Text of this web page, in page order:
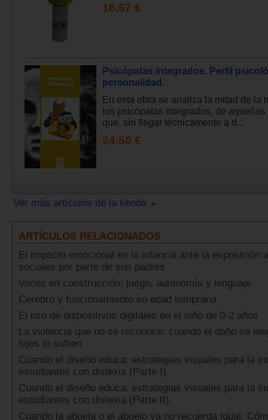
18.67 €
Psicópatas integrados. Perfil
personalidad.
En esta obra se analiza la mitad de la
los psicópatas integrados, de aquellas
que, sin llegar técnicamente a d...
24.50 €
Ver más artículos de la tienda
ARTÍCULOS RELACIONADOS
El impacto emocional en la infancia ante la exposición
sociales por parte de sus padres
Voces en construcción: juego, autonomía y lenguaje
Cerebro y funcionamiento en edad temprana
El uso de dispositivos digitales en el niño de 0-2 años
La violencia que no se reconoce: cuando el daño se
hijos lo sufren
Cuando el diseño educa: estrategias visuales para la
estudiantes con dislexia (Parte I)
Cuando el diseño educa: estrategias visuales para la
estudiantes con dislexia (Parte II)
Cuando la abuela o el abuelo ya no recuerda igual: